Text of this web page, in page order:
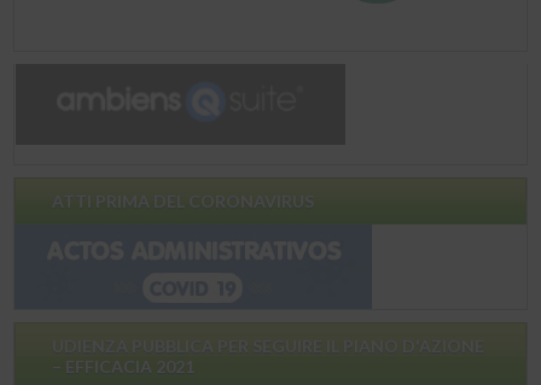
ATTI PRIMA DEL CORONAVIRUS
– EFFICACIA 2021